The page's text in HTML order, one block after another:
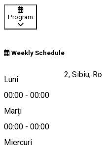
Program
Weekly Schedule
Luni
00:00 - 00:00
Marți
00:00 - 00:00
Miercuri
Strada Azilului Nr.2, Sibiu,
Hartă